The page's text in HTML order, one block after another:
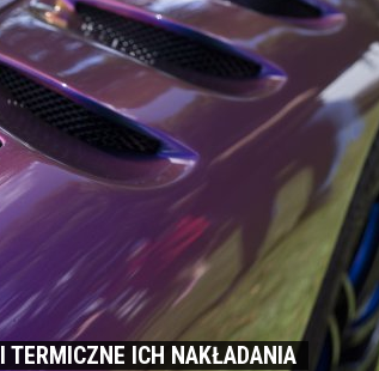
TERMICZNE ICH NAKŁADANIA